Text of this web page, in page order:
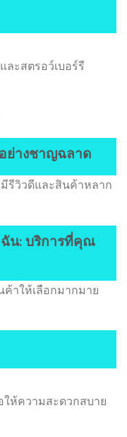
ะสตรอว์เบอร์รี
ย่างชาญฉลาด
รีวิวดีและสินค้าหลาก
ฉัน: บริการที่คุณ
ค้าให้เลือกมากมาย
ห้ความสะดวกสบาย